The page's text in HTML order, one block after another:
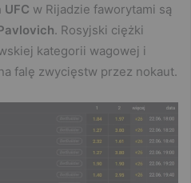
UFC w Rijadzie faworytami są
. Rosyjski ciężki
kategorii wagowej i
falę zwycięstw przez nokaut.